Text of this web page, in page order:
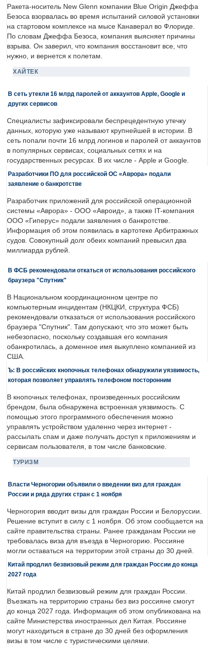
Ракета-носитель New Glenn компании Blue Origin Джеффа
Безоса взорвалась во время испытаний силовой установки
на стартовом комплексе на мысе Канаверал во Флориде.
По словам Джеффа Безоса, компания выясняет причины
взрыва. Он заверил, что компания восстановит все, что
нужно, и вернется к полетам.
ХАЙТЕК
В сеть утекли 16 млрд паролей от аккаунтов Apple, Google и
других сервисов
Специалисты зафиксировали беспрецедентную утечку
данных, которую уже называют крупнейшей в истории. В
сеть попали почти 16 млрд логинов и паролей от аккаунтов
в популярных сервисах, социальных сетях и на
государственных ресурсах. В их числе - Apple и Google.
Разработчики ПО для российской ОС «Аврора» подали
заявление о банкротстве
Разработчик приложений для российской операционной
системы «Аврора» - ООО «Авроид», а также IT-компания
ООО «Гиперус» подали заявления о банкротстве.
Информация об этом появилась в картотеке Арбитражных
судов. Совокупный долг обеих компаний превысил два
миллиарда рублей.
В ФСБ рекомендовали откаться от использования российского
браузера "Спутник"
В Национальном координационном центре по
компьютерным инцидентам (НКЦКИ, структура ФСБ)
рекомендовали отказаться от использования российского
браузера "Спутник". Там допускают, что это может быть
небезопасно, поскольку создавшая его компания
обанкротилась, а доменное имя выкуплено компанией из
США.
Ъ: В российских кнопочных телефонах обнаружили уязвимость,
которая позволяет управлять телефоном посторонним
В кнопочных телефонах, произведенных российским
брендом, была обнаружена встроенная уязвимость. С
помощью этого программного обеспечения можно
управлять устройством удаленно через интернет -
рассылать спам и даже получать доступ к приложениям и
сервисам пользователя, в том числе банковские.
ТУРИЗМ
Власти Черногории объявили о введении виз для граждан
России и ряда других стран с 1 ноября
Черногория вводит визы для граждан России и Белоруссии.
Решение вступит в силу с 1 ноября. Об этом сообщается на
сайте правительства страны. Ранее гражданам России не
требовалась виза для въезда в Черногорию. Россияне
могли оставаться на территории этой страны до 30 дней.
Китай продлил безвизовый режим для граждан России до конца
2027 года
Китай продлил безвизовый режим для граждан России.
Въезжать на территорию страны без виз россияне смогут
до конца 2027 года. Информация об этом опубликована на
сайте Министерства иностранных дел Китая. Россияне
могут находиться в стране до 30 дней без оформления
визы в том числе с туристическими целями.